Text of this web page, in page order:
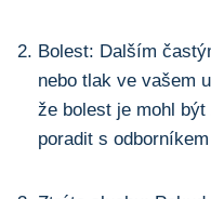
Bolest: Dalším
nebo tlak ve vašem
že bolest je mohl
poradit s